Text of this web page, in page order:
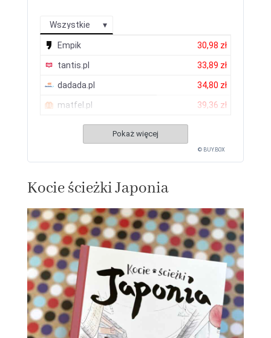
Wszystkie
Empik 30,98 zł
tantis.pl 33,89 zł
dadada.pl 34,80 zł
matfel.pl 39,36 zł
Pokaż więcej
© BUY.BOX
Kocie ścieżki Japonia